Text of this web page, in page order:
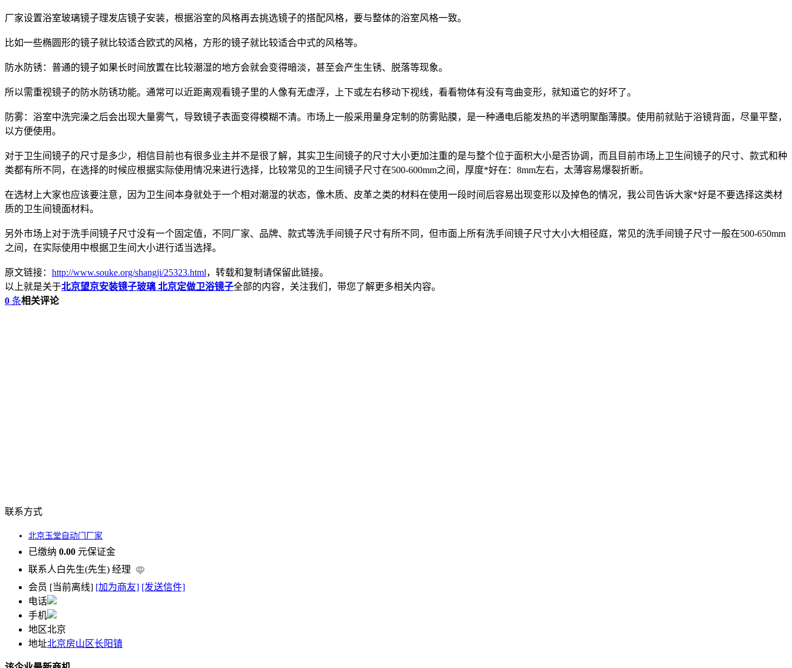
厂家设置浴室玻璃镜子理发店镜子安装，根据浴室的风格再去挑选镜子的搭配风格，要与整体的浴室风格一致。
比如一些椭圆形的镜子就比较适合欧式的风格，方形的镜子就比较适合中式的风格等。
防水防锈：普通的镜子如果长时间放置在比较潮湿的地方会就会变得暗淡，甚至会产生生锈、脱落等现象。
所以需重视镜子的防水防锈功能。通常可以近距离观看镜子里的人像有无虚浮，上下或左右移动下视线，看看物体有没有弯曲变形，就知道它的好坏了。
防雾：浴室中洗完澡之后会出现大量雾气，导致镜子表面变得模糊不清。市场上一般采用量身定制的防雾贴膜，是一种通电后能发热的半透明聚酯薄膜。使用前就贴于浴镜背面，尽量平整，
以方便使用。
对于卫生间镜子的尺寸是多少，相信目前也有很多业主并不是很了解，其实卫生间镜子的尺寸大小更加注重的是与整个位于面积大小是否协调，而且目前市场上卫生间镜子的尺寸、款式和种
类都有所不同，在选择的时候应根据实际使用情况来进行选择，比较常见的卫生间镜子尺寸在500-600mm之间，厚度*好在：8mm左右，太薄容易爆裂折断。
在选材上大家也应该要注意，因为卫生间本身就处于一个相对潮湿的状态，像木质、皮革之类的材料在使用一段时间后容易出现变形以及掉色的情况，我公司告诉大家*好是不要选择这类材
质的卫生间镜面材料。
另外市场上对于洗手间镜子尺寸没有一个固定值，不同厂家、品牌、款式等洗手间镜子尺寸有所不同，但市面上所有洗手间镜子尺寸大小大相径庭，常见的洗手间镜子尺寸一般在500-650mm
之间，在实际使用中根据卫生间大小进行适当选择。
原文链接： http://www.souke.org/shangji/25323.html，转载和复制请保留此链接。
以上就是关于北京望京安装镜子玻璃 北京定做卫浴镜子全部的内容，关注我们，带您了解更多相关内容。
0 条相关评论
联系方式
北京玉堂自动门厂家
已缴纳 0.00 元保证金
联系人 白先生(先生) 经理
会员 [当前离线] [加为商友] [发送信件]
电话
手机
地区北京
地址北京房山区长阳镇